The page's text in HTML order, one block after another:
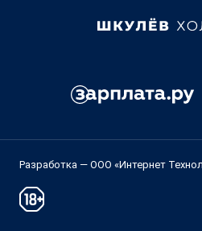
Разработка — ООО «Интернет